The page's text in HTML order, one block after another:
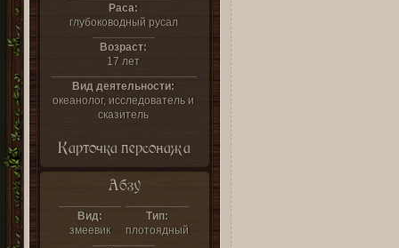
Раса:
глубоководный русал
Возраст:
17 лет
Вид деятельности:
океанолог, исследователь и
сказитель
Карточка персонажа
Абзу
Вид:
змеевик
Тип:
плотоядный